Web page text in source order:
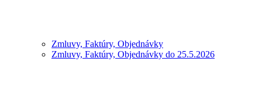
Zmluvy, Faktúry, Objednávky
Zmluvy, Faktúry, Objednávky do 25.5.2026